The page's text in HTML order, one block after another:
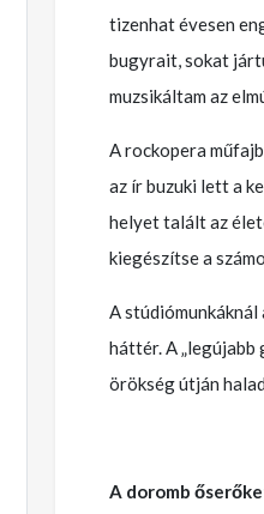
tizenhat évesen
bugyrait, sokat
muzsikáltam az
A rockopera
az ír buzuki lett a
helyet talált az
kiegészítse a
A
háttér. A „legújabb
örökség útján
A doromb